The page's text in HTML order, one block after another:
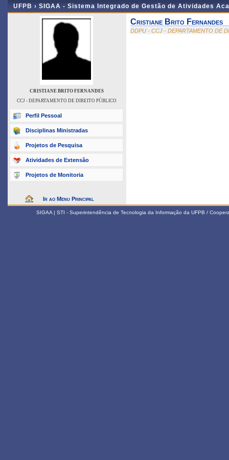
UFPB › SIGAA - Sistema Integrado de Gestão de Atividades
CRISTIANE BRITO FERNANDES
CCJ - DEPARTAMENTO DE DIREITO PÚBLICO
Perfil Pessoal
Disciplinas Ministradas
Projetos de Pesquisa
Atividades de Extensão
Projetos de Monitoria
Ir ao Menu Principal
Cristiane Brito Fernandes
DDPU - CCJ - DEPARTAMENTO DE
SIGAA | STI - Superintendência de Tecnologia da Informação da UFPB /